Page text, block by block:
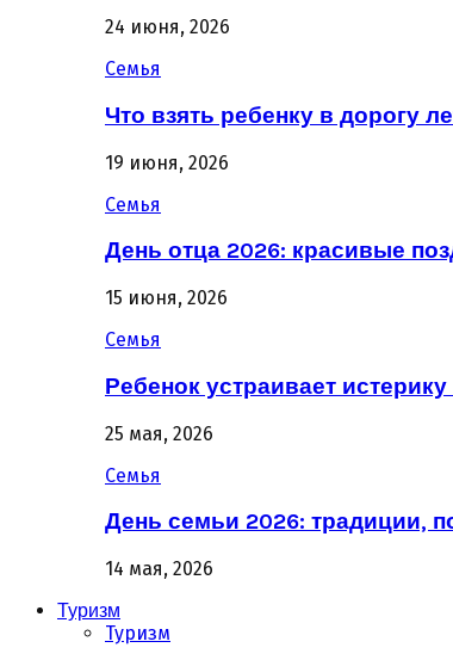
24 июня, 2026
Семья
Что взять ребенку в дорогу
19 июня, 2026
Семья
День отца 2026: красивые
15 июня, 2026
Семья
Ребенок устраивает
25 мая, 2026
Семья
День семьи 2026: традиции,
14 мая, 2026
Туризм
Туризм